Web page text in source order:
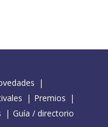
Premios
Guía / directorio